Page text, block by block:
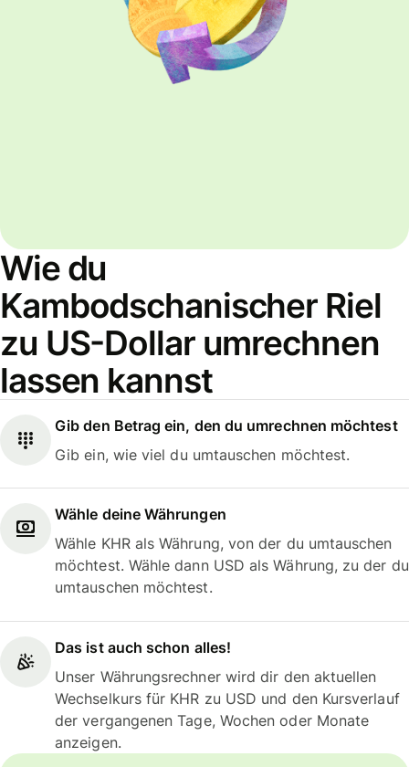
Wie du
Kambodschanischer Riel
zu US-Dollar umrechnen
lassen kannst
Gib den Betrag ein, den du umrechnen möchtest
Gib ein, wie viel du umtauschen möchtest.
Wähle deine Währungen
Wähle KHR als Währung, von der du umtauschen
möchtest. Wähle dann USD als Währung, zu der du
umtauschen möchtest.
Das ist auch schon alles!
Unser Währungsrechner wird dir den aktuellen
Wechselkurs für KHR zu USD und den Kursverlauf
der vergangenen Tage, Wochen oder Monate
anzeigen.